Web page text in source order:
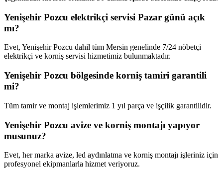
Yenişehir Pozcu elektrikçi servisi Pazar günü açık
mı?
Evet, Yenişehir Pozcu dahil tüm Mersin genelinde 7/24 nöbetçi
elektrikçi ve korniş servisi hizmetimiz bulunmaktadır.
Yenişehir Pozcu bölgesinde korniş tamiri garantili
mi?
Tüm tamir ve montaj işlemlerimiz 1 yıl parça ve işçilik garantilidir.
Yenişehir Pozcu avize ve korniş montajı yapıyor
musunuz?
Evet, her marka avize, led aydınlatma ve korniş montajı işleriniz için
profesyonel ekipmanlarla hizmet veriyoruz.